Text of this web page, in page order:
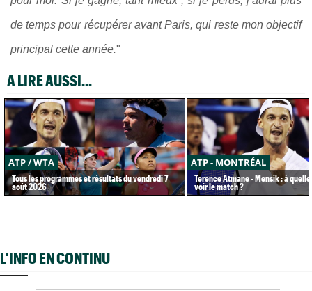
de temps pour récupérer avant Paris, qui reste mon objectif
principal cette année."
A LIRE AUSSI...
ATP / WTA
Tous les programmes et résultats du vendredi 7
août 2026
ATP - MONTRÉAL
Terence Atmane - Mensik : à
voir le match ?
L'INFO EN CONTINU